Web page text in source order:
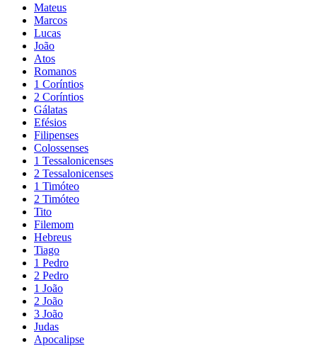
Mateus
Marcos
Lucas
João
Atos
Romanos
1 Coríntios
2 Coríntios
Gálatas
Efésios
Filipenses
Colossenses
1 Tessalonicenses
2 Tessalonicenses
1 Timóteo
2 Timóteo
Tito
Filemom
Hebreus
Tiago
1 Pedro
2 Pedro
1 João
2 João
3 João
Judas
Apocalipse